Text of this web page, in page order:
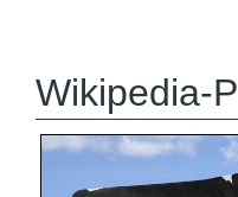
Wikipedia-P